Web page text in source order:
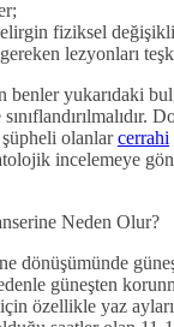
fiziksel
lezyonları
benler yukarıdaki
olanlarcerrahi
incelemeye
Neden Olur?
dönüşümünde
güneşten
özellikle yaz